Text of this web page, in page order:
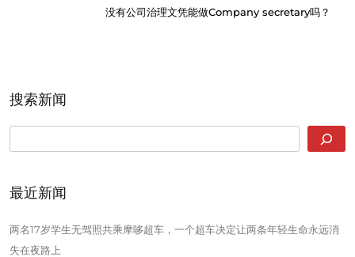
没有公司治理文凭能做Company secretary吗？
搜索新闻
最近新闻
两名17岁学生无驾照共乘摩哆超车，一个超车决定让两条年轻生命永远消
失在夜路上